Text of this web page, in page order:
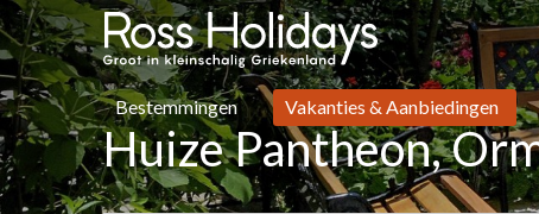
Bestemmingen Vakanties & Aanbiedingen
Huize Pantheon,